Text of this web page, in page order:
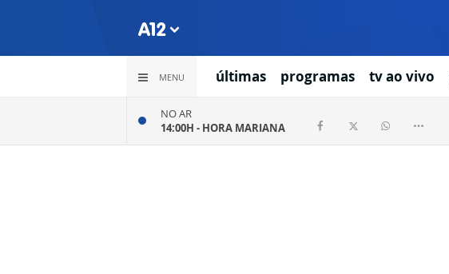
MENU últimas programas tv ao vivo
NO AR
14:00H - HORA MARIANA